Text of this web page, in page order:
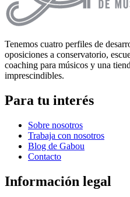
Tenemos cuatro perfiles de
oposiciones a conservatorio,
coaching para músicos y una
imprescindibles.
Para tu interés
Sobre nosotros
Trabaja con nosotros
Blog de Gabou
Contacto
Información legal